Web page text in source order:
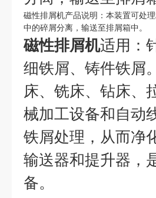
磁性排屑机产品说明：本装置可处
中的碎屑分离，输送至排屑箱中。
磁性排屑机适用：
细铁屑、铸件铁屑
床、铣床、钻床、
械加工设备和自动
铁屑处理，从而净
输送器和提升器，
备。